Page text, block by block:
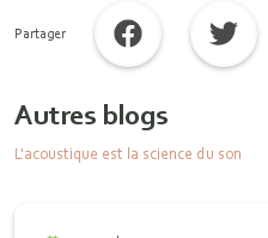
Partager
Autres blogs
L'acoustique est la science du son